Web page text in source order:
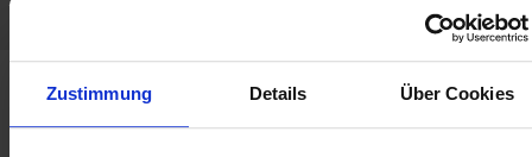
Zustimmung Details Über Cookies